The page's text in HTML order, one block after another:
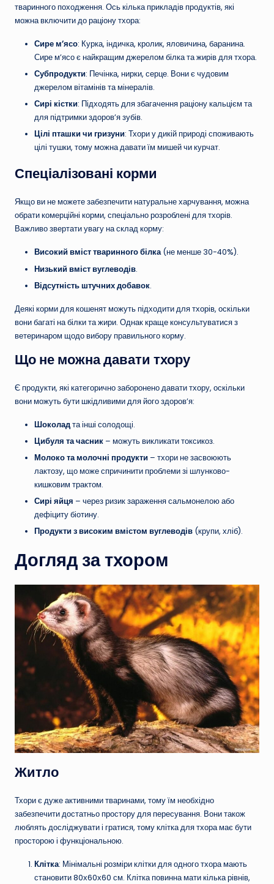
тваринного походження. Ось кілька прикладів продуктів, які
можна включити до раціону тхора:
Сире м’ясо: Курка, індичка, кролик, яловичина, баранина.
Сире м’ясо є найкращим джерелом білка та жирів для тхора.
Субпродукти: Печінка, нирки, серце. Вони є чудовим
джерелом вітамінів та мінералів.
Сирі кістки: Підходять для збагачення раціону кальцієм та
для підтримки здоров’я зубів.
Цілі пташки чи гризуни: Тхори у дикій природі споживають
цілі тушки, тому можна давати їм мишей чи курчат.
Спеціалізовані корми
Якщо ви не можете забезпечити натуральне харчування, можна
обрати комерційні корми, спеціально розроблені для тхорів.
Важливо звертати увагу на склад корму:
Високий вміст тваринного білка(не менше 30-40%).
Низький вміст вуглеводів.
Відсутність штучних добавок.
Деякі корми для кошенят можуть підходити для тхорів, оскільки
вони багаті на білки та жири. Однак краще консультуватися з
ветеринаром щодо вибору правильного корму.
Що не можна давати тхору
Є продукти, які категорично заборонено давати тхору, оскільки
вони можуть бути шкідливими для його здоров’я:
Шоколадта інші солодощі.
Цибуля та часник – можуть викликати токсикоз.
Молоко та молочні продукти – тхори не засвоюють
лактозу, що може спричинити проблеми зі шлунково-
кишковим трактом.
Сирі яйця – через ризик зараження сальмонелою або
дефіциту біотину.
Продукти з високим вмістом вуглеводів (крупи, хліб).
Догляд за тхором
Житло
Тхори є дуже активними тваринами, тому їм необхідно
забезпечити достатньо простору для пересування. Вони також
люблять досліджувати і гратися, тому клітка для тхора має бути
просторою і функціональною.
Клітка: Мінімальні розміри клітки для одного тхора мають
становити 80х60х60 см. Клітка повинна мати кілька рівнів,